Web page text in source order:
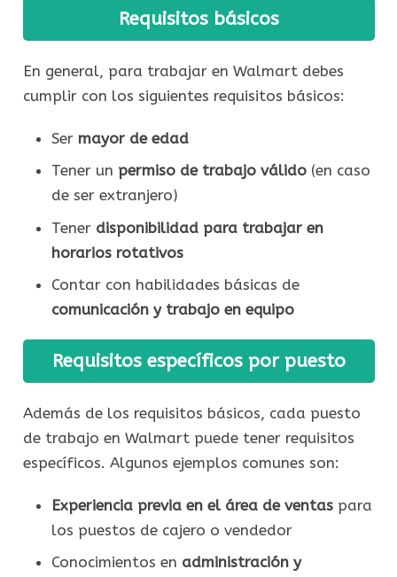
Requisitos básicos
En general, para trabajar en Walmart debes
cumplir con los siguientes requisitos básicos:
Ser mayor de edad
Tener un permiso de trabajo válido(en caso
de ser extranjero)
Tener disponibilidad para trabajar en
horarios rotativos
Contar con habilidades básicas de
comunicación y trabajo en equipo
Requisitos específicos por puesto
Además de los requisitos básicos, cada puesto
de trabajo en Walmart puede tener requisitos
específicos. Algunos ejemplos comunes son:
Experiencia previa en el área de ventaspara
los puestos de cajero o vendedor
Conocimientos en administración y